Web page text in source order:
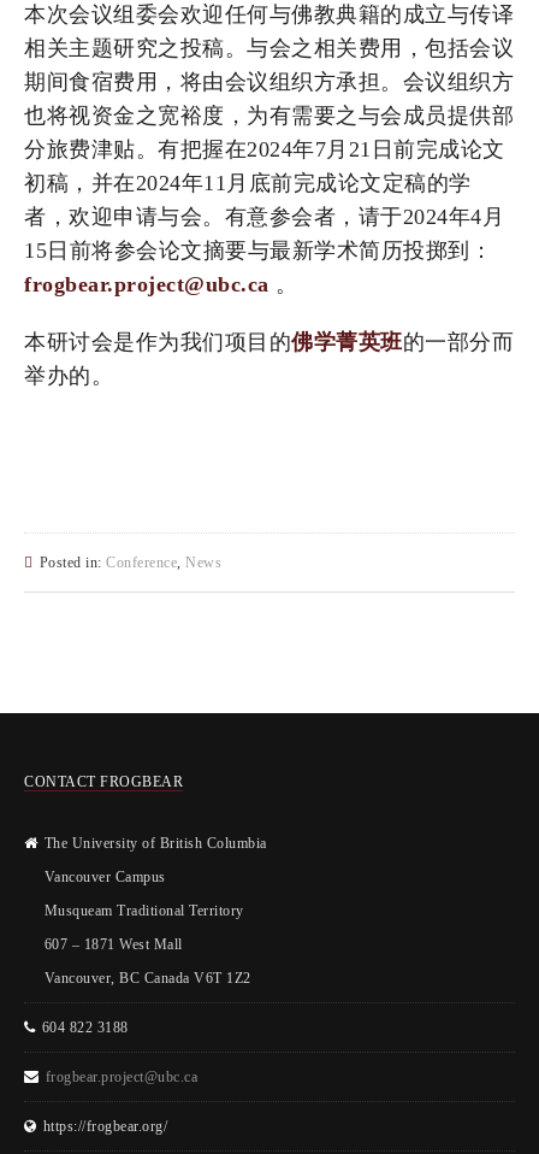
本次会议组委会欢迎任何与佛教典籍的成立与传译
相关主题研究之投稿。与会之相关费用，包括会议
期间食宿费用，将由会议组织方承担。会议组织方
也将视资金之宽裕度，为有需要之与会成员提供部
分旅费津贴。有把握在2024年7月21日前完成论文
初稿，并在2024年11月底前完成论文定稿的学
者，欢迎申请与会。有意参会者，请于2024年4月
15日前将参会论文摘要与最新学术简历投掷到：
frogbear.project@ubc.ca 。
本研讨会是作为我们项目的佛学菁英班的一部分而
举办的。
Posted in: Conference, News
CONTACT FROGBEAR
The University of British Columbia
Vancouver Campus
Musqueam Traditional Territory
607 – 1871 West Mall
Vancouver, BC Canada V6T 1Z2
604 822 3188
frogbear.project@ubc.ca
https://frogbear.org/